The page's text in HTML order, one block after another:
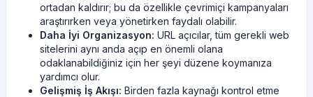
ortadan kaldırır; bu da özellikle çevrimiçi kampanyaları
araştırırken veya yönetirken faydalı olabilir.
Daha İyi Organizasyon: URL açıcılar, tüm gerekli web
sitelerini aynı anda açıp en önemli olana
odaklanabildiğiniz için her şeyi düzene koymanıza
yardımcı olur.
Gelişmiş İş Akışı: Birden fazla kaynağı kontrol etme